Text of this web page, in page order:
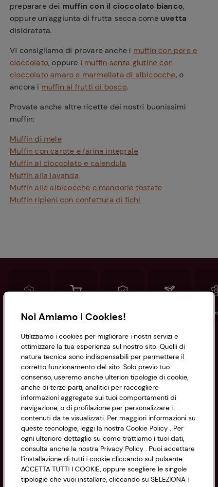
preparare dei muffin con il cioccolato bianco,
oppure un’aggiunta di frutta secca come uvetta
disidratata.
Vi consigliamo di provare anche i muffin con pere e
cioccolato, oppure i muffin senza glutine con
cioccolato amaro e marmellata di albicocche, o
ancora i muffin ai frutti di bosco.
Provate anche altre ricette dei nostri buonissimi
muffin:
Muffin di mele
Muffin con carote e farina integrale
Muffin al cioccolato e calendula
Muffin alla lavanda
Muffin alle albicocche e mandorle tostate
Muffin ripieni con confettura di fichi
Conad Spesa online Assicurazioni
Informazioni
Privacy Policy
Cookie Policy
Impostazioni Cookie
Accessibilità
CONAD SOCIETÀ COOPERATIVA
Via Michelino, 59 | 40127 BOLOGNA
Codice Fiscale e Registro Imprese
di Bologna 00865960157
PARTITA IVA 03320960374
Servizio clienti
Noi Amiamo i Cookies!
Utilizziamo i cookies per migliorare i nostri servizi e
ottimizzare la tua esperienza sul nostro sito. Quelli di
natura tecnica sono indispensabili per permettere il
corretto funzionamento del sito. Solo previo tuo
consenso, useremo anche ulteriori tipologie di cookie,
anche di terze parti, analitici per raccogliere
informazioni aggregate sui tuoi comportamenti di
navigazione, o di profilazione per personalizzare i
contenuti da te visualizzati. Per maggiori informazioni su
queste tecnologie, leggi la nostra Cookie Policy . Per
ogni ulteriore dettaglio su come trattiamo i tuoi dati,
consulta anche la nostra Privacy Policy . Puoi accettare
l’installazione di tutti i cookie cliccando sul pulsante
ACCETTA TUTTI I COOKIE, oppure scegliere le singole
tipologie che vuoi installare, cliccando su SELEZIONA I